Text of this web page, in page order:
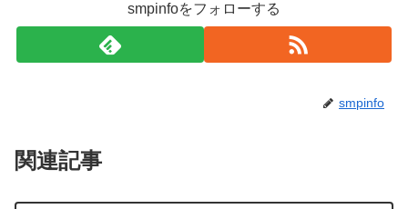
smpinfoをフォローする
smpinfo
関連記事